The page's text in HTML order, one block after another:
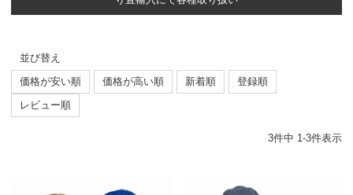
並び替え
価格が安い順
価格が高い順 新着順
登録順
レビュー順
3件中 1-3件表示